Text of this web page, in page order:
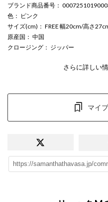
ブランド商品番号 ：
色 ： ピンク
サイズ(cm) ： FREE 幅20cm/高さ
原産国 ： 中国
クロージング ： ジッパー
さらに詳しい
マイ